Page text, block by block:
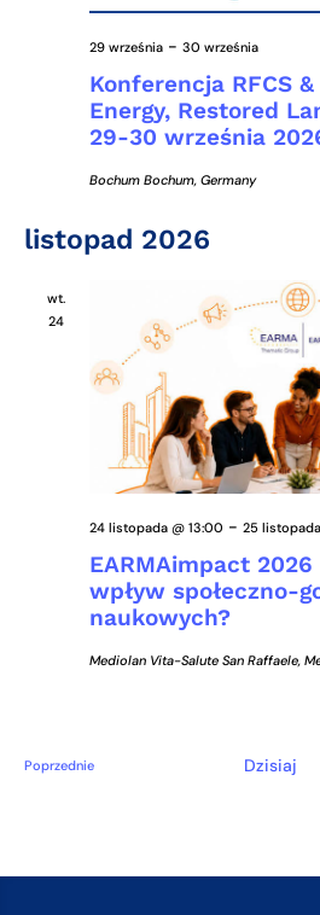
Konferencja RFCS
Energy, Restored
29-30 września
29 września- 30 września
Bochum Bochum, Germany
listopad 2026
wt.
24
EARMAimpact
wpływ społeczno-
naukowych?
24 listopada @ 13:00 - 25
Mediolan Vita-Salute San Raffaele,
PoprzednieWydarzenia Dzisiaj